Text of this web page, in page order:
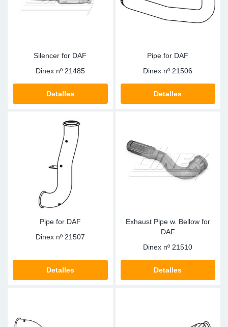
Silencer for DAF
Dinex nº 21485
Detalles
Pipe for DAF
Dinex nº 21506
Detalles
Pipe for DAF
Dinex nº 21507
Detalles
Exhaust Pipe w. Bellow for
DAF
Dinex nº 21510
Detalles